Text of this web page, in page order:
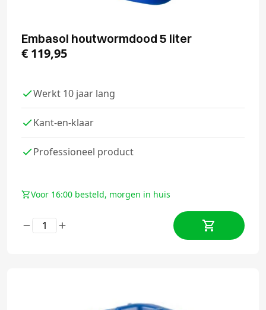
Embasol houtwormdood 5 liter
€ 119,95
Werkt 10 jaar lang
Kant-en-klaar
Professioneel product
Voor 16:00 besteld, morgen in huis